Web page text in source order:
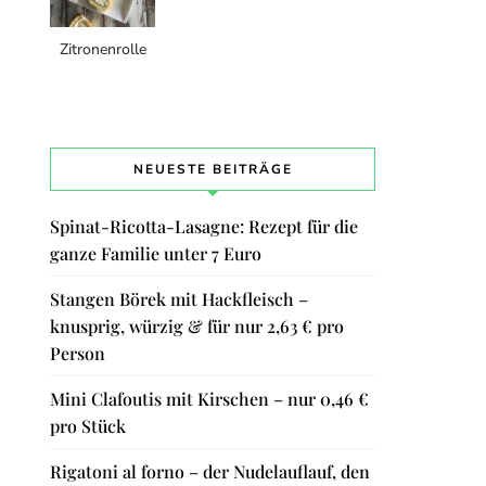
Zitronenrolle
NEUESTE BEITRÄGE
Spinat-Ricotta-Lasagne: Rezept für die
ganze Familie unter 7 Euro
Stangen Börek mit Hackfleisch –
knusprig, würzig & für nur 2,63 € pro
Person
Mini Clafoutis mit Kirschen – nur 0,46 €
pro Stück
Rigatoni al forno – der Nudelauflauf, den